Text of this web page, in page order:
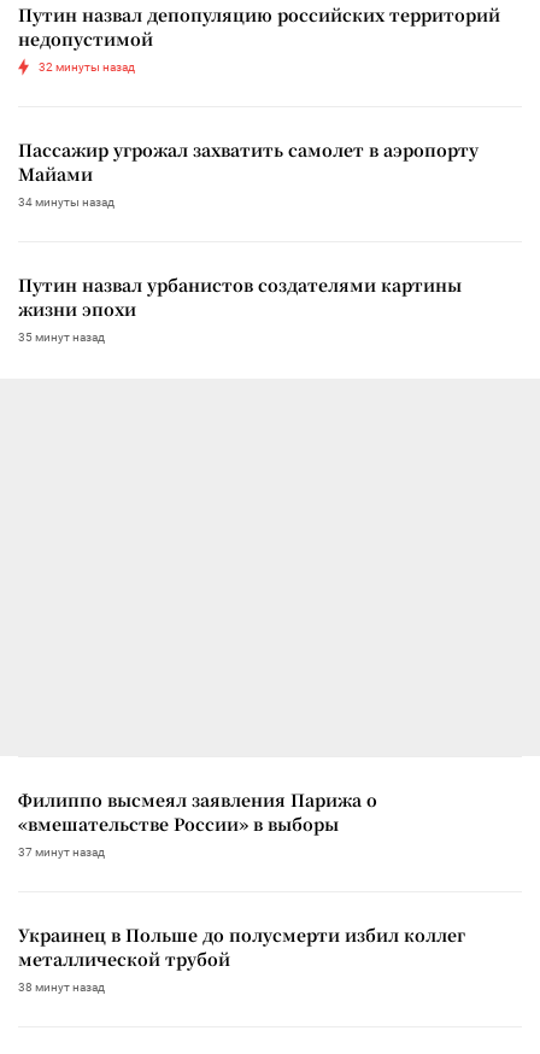
Путин назвал депопуляцию российских территорий
недопустимой
32 минуты назад
Пассажир угрожал захватить самолет в аэропорту
Майами
34 минуты назад
Путин назвал урбанистов создателями картины
жизни эпохи
35 минут назад
Филиппо высмеял заявления Парижа о
«вмешательстве России» в выборы
37 минут назад
Украинец в Польше до полусмерти избил коллег
металлической трубой
38 минут назад